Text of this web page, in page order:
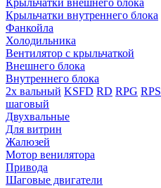
Крыльчатки внешнего блока
Крыльчатки внутреннего блока
Фанкойла
Холодильника
Вентилятор с крыльчаткой
Внешнего блока
Внутреннего блока
2х вальный KSFD RD RPG RPS
шаговый
Двухвальные
Для витрин
Жалюзей
Мотор венилятора
Привода
Шаговые двигатели